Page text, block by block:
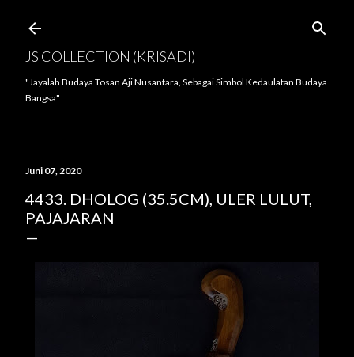
JS COLLECTION (KRISADI)
"Jayalah Budaya Tosan Aji Nusantara, Sebagai Simbol Kedaulatan Budaya
Bangsa"
Juni 07, 2020
4433. DHOLOG (35.5CM), ULER LULUT,
PAJAJARAN